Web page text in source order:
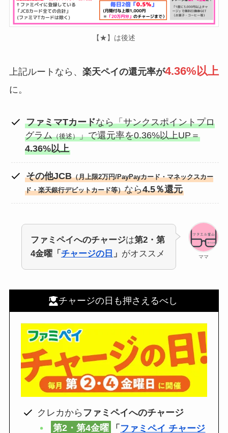
【★】は後述
上記ルートなら、 楽天ペイの還元率が4.36%以上
に。
ファミマTカードなら「サンクスポイントプロ
グラム（後述）」で還元率を0.36%以上UP＝
4.36%以上
その他JCB（月上限2万円/PayPayカード・マネックスカー
ド・楽天銀行デビットカード等）なら4.5％還元
ママ
ファミペイへのチャージは第2・第
4金曜「 チャージの日 」 がオススメ
チャージの日も押さえるべし
クレカから ファミペイへのチャージ
第2・第4金曜
「 ファミペイ チャージ